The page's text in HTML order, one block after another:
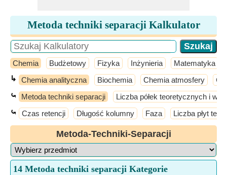
Metoda techniki separacji Kalkulator
Chemia Budżetowy Fizyka Inżynieria Matematyka
↳ Chemia analityczna Biochemia Chemia atmosfery
⤿ Metoda techniki separacji Liczba półek teoretycznych i
⤿ Czas retencji Długość kolumny Faza Liczba płyt
Metoda-Techniki-Separacji
14 Metoda techniki separacji Kategorie